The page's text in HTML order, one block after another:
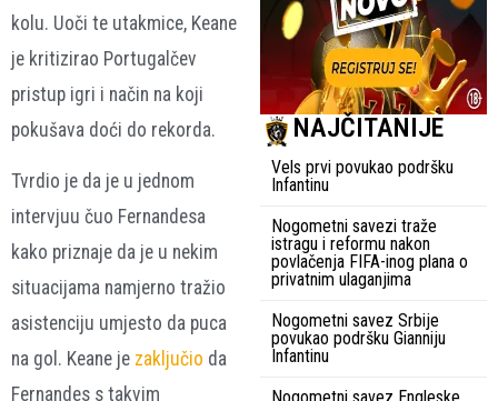
kolu. Uoči te utakmice, Keane
je kritizirao Portugalčev
pristup igri i način na koji
pokušava doći do rekorda.
Tvrdio je da je u jednom
intervjuu čuo Fernandesa
kako priznaje da je u nekim
situacijama namjerno tražio
asistenciju umjesto da puca
na gol. Keane je zaključio da
Fernandes s takvim
NAJČITANIJE
Vels prvi povukao podršku
Infantinu
Nogometni savezi traže
istragu i reformu nakon
povlačenja FIFA-inog plana o
privatnim ulaganjima
Nogometni savez Srbije
povukao podršku Gianniju
Infantinu